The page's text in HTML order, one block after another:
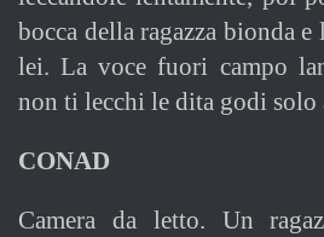
bocca della ragazza bionda e
lei. La voce fuori campo
non ti lecchi le dita godi solo
CONAD
Camera da letto. Un